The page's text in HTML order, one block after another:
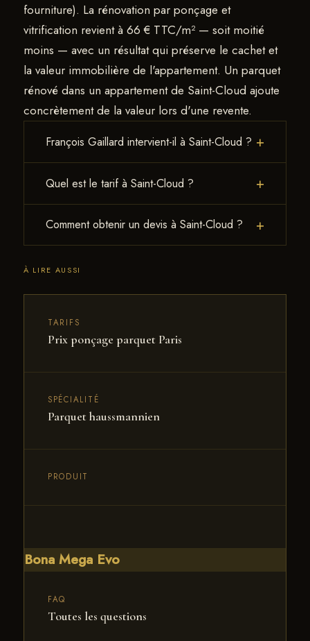
fourniture). La rénovation par ponçage et
vitrification revient à 66 € TTC/m² — soit moitié
moins — avec un résultat qui préserve le cachet et
la valeur immobilière de l'appartement. Un parquet
rénové dans un appartement de Saint-Cloud ajoute
concrètement de la valeur lors d'une revente.
François Gaillard intervient-il à Saint-Cloud ? +
de François Gaillard, basé à Montrouge (92). Il
couronne parisienne.
Quel est le tarif à Saint-Cloud ? +
ponçage + vitrification 3 couches Bona Mega
zone d'intervention.
Comment obtenir un devis à Saint-Cloud ? +
photos, la surface, l'étage, la présence d'un
ascenseur et si l'appartement est meublé.
À LIRE AUSSI
TARIFS
Prix ponçage parquet Paris
SPÉCIALITÉ
Parquet haussmannien
PRODUIT
Bona Mega Evo
FAQ
Toutes les questions